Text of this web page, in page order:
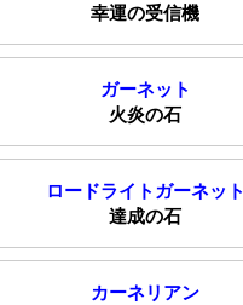
幸運の受信機
ガーネット
火炎の石
ロードライトガーネット
達成の石
カーネリアン